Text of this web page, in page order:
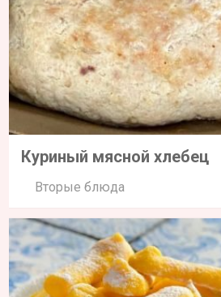
Куриный мясной хлебец
Вторые блюда